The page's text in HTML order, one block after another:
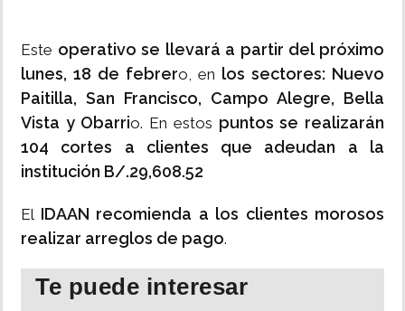
Este operativo se llevará a partir del próximo
lunes, 18 de febrero, en los sectores: Nuevo
Paitilla, San Francisco, Campo Alegre, Bella
Vista y Obarrio. En estos puntos se realizarán
104 cortes a clientes que adeudan a la
institución B/.29,608.52
El IDAAN recomienda a los clientes morosos
realizar arreglos de pago.
Te puede interesar